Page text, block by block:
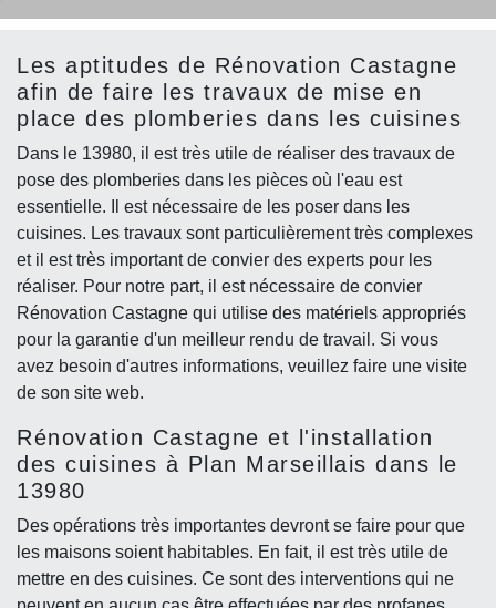
Les aptitudes de Rénovation Castagne
afin de faire les travaux de mise en
place des plomberies dans les cuisines
Dans le 13980, il est très utile de réaliser des travaux de
pose des plomberies dans les pièces où l'eau est
essentielle. Il est nécessaire de les poser dans les
cuisines. Les travaux sont particulièrement très complexes
et il est très important de convier des experts pour les
réaliser. Pour notre part, il est nécessaire de convier
Rénovation Castagne qui utilise des matériels appropriés
pour la garantie d'un meilleur rendu de travail. Si vous
avez besoin d'autres informations, veuillez faire une visite
de son site web.
Rénovation Castagne et l'installation
des cuisines à Plan Marseillais dans le
13980
Des opérations très importantes devront se faire pour que
les maisons soient habitables. En fait, il est très utile de
mettre en des cuisines. Ce sont des interventions qui ne